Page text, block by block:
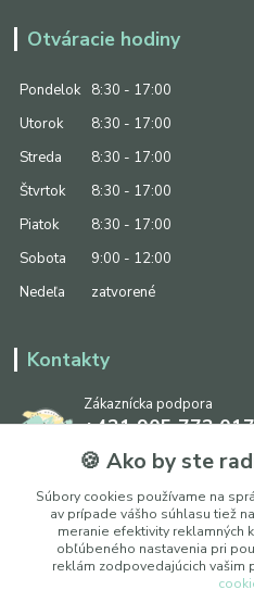
Otváracie hodiny
Pondelok
8:30 - 17:00
Utorok
8:30 - 17:00
Streda
8:30 - 17:00
Štvrtok
8:30 - 17:00
Piatok
8:30 - 17:00
Sobota
9:00 - 12:00
Nedeľa
zatvorené
Kontakty
Zákaznícka podpora
+421 905 773 017
(Po-Pia, 8:30 - 17:00, So:
info@ipapier.sk
🍪 Ako by ste
Súbory cookies používame na
av prípade vášho súhlasu tiež
meranie efektivity reklamných
obľúbeného nastavenia pri
reklám zodpovedajúcich vašim